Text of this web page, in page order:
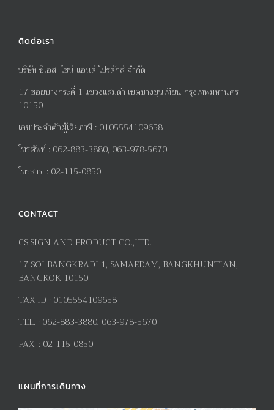
ติดต่อเรา
บริษัท ซีเอส. ไซน์ แอนด์ โปรดักส์ จำกัด
17ซอยบางกระดี่ 1 แขวงแสมดำ เขตบางขุนเทียน กรุงเทพมหานคร
10150
เลขประจำตัวผู้เสียภาษี : 0105554109658
โทรศัพท์ : 062-883-3880, 063-978-5670
โทรสาร. : 02-115-0850
CONTACT
CS.SIGN AND PRODUCT CO.,LTD.
17 SOI BANGKRADI 1, SAMAEDAM, BANGKHUNTIAN,
BANGKOK 10150
TAX ID : 0105554109658
TEL. : 062-883-3880, 063-978-5670
FAX. : 02-115-0850
แผนที่การเดินทาง